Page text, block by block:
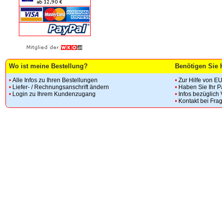
Wo ist meine Bestellung? Benötigen Sie
• Alle Infos zu Ihren Bestellungen
• Liefer- / Rechnungsanschrift ändern
• Login zu Ihrem Kundenzugang
• Zur Hilfe von
• Haben Sie Ihr
• Infos bezüglich
• Kontakt bei